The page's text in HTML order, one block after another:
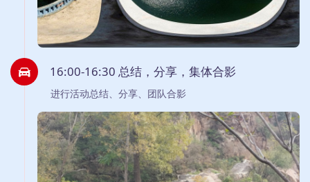
16:00-16:30 总结，分享，集体合影
进行活动总结、分享、团队合影